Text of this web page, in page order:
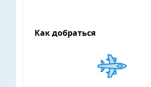
Как добраться